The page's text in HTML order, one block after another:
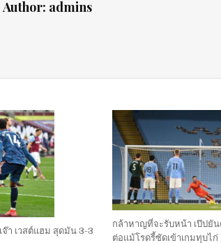
Author: admins
จ๊า เวสต์แฮม สุดมัน 3-3
กล้าหาญที่จะรับหน้า เป๊ปยั
ต่อแม้โรดรี้ซัดเข้าเกมทุบไก่